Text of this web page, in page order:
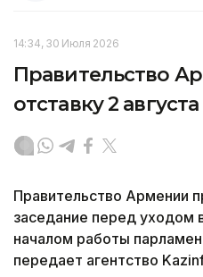
14:34, 30 Июля 2026
Правительство
отставку 2 августа
Правительство Армении
заседание перед уходом
началом работы
передает агентство